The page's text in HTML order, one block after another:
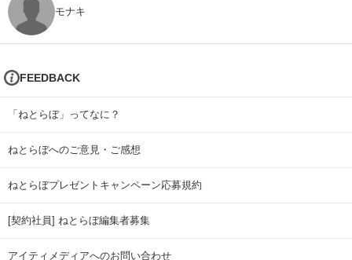
モナキ
FEEDBACK
「ねとらぼ」ってなに？
ねとらぼへのご意見・ご感想
ねとらぼプレゼントキャンペーン応募規約
[契約社員] ねとらぼ編集者募集
アイティメディアへのお問い合わせ